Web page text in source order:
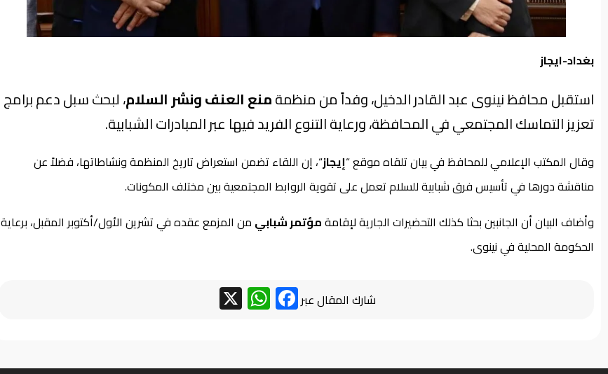
بغداد-ايجاز
استقبل محافظ نينوى عبد القادر الدخيل، وفداً من منظمةمنع العنف ونشر السلام، لبحث سبل دعم برامج
تعزيز التماسك المجتمعي في المحافظة، ورعاية التنوع الفريد فيها عبر المبادرات الشبابية.
وقال المكتب الإعلامي للمحافظ في بيان تلقاه موقع “إيجاز“، إن اللقاء تضمن استعراض تاريخ المنظمة ونشاطاتها، فضلاً عن
مناقشة دورها في تأسيس فرق شبابية للسلام تعمل على تقوية الروابط المجتمعية بين مختلف المكونات.
وأضاف البيان أن الجانبين بحثا كذلك التحضيرات الجارية لإقامةمؤتمر شبابي من المزمع عقده في تشرين الأول/أكتوبر المقبل، برعاية
الحكومة المحلية في نينوى.
شارك المقال عبر Facebook
WhatsApp